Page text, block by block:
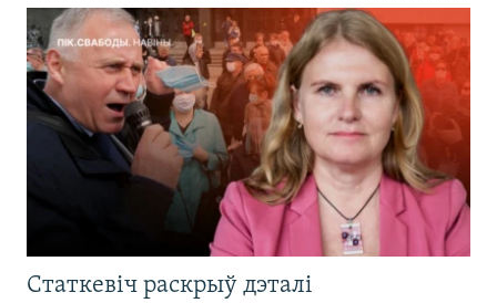
Статкевіч раскрыў дэталі